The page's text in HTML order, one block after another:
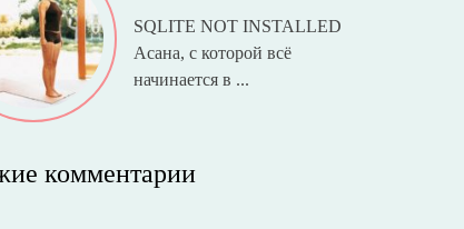
SQLITE NOT INSTALLED
Асана, с которой всё
начинается в ...
комментарии